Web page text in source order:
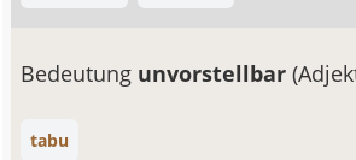
Bedeutung unvorstellbar
tabu